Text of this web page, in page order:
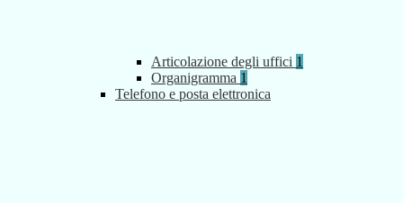
Articolazione degli uffici 1
Organigramma 1
Telefono e posta elettronica